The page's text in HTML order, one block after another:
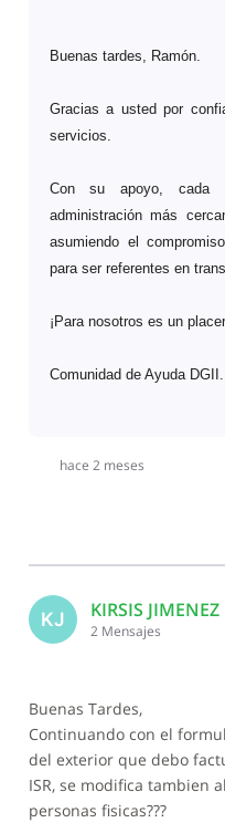
Buenas tardes, Ramón.
Gracias a usted por
servicios.
Con su apoyo, cada
administración más
asumiendo el
para ser referentes en
¡Para nosotros es un
Comunidad de Ayuda DGII.
hace 2 meses
KJ KIRSIS JIMENEZ
2 Mensajes
Buenas Tardes,
Continuando con el
del exterior que debo
ISR, se modifica tambien
personas fisicas???